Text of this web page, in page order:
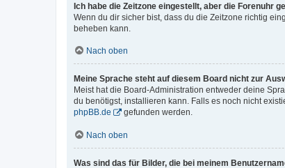
Ich habe die Zeitzone eingestellt, aber die Forenuhr
Wenn du dir sicher bist, dass du die Zeitzone richtig
beheben kann.
Nach oben
Meine Sprache steht auf diesem Board nicht zur
Meist hat die Board-Administration entweder deine
du benötigst, installieren kann. Falls es noch nicht
phpBB.de
gefunden werden.
Nach oben
Was sind das für Bilder, die bei meinem